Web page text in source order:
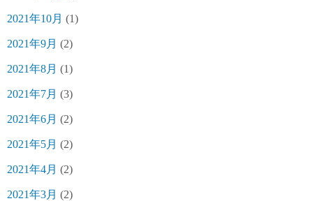
2021年10月 (1)
2021年9月 (2)
2021年8月 (1)
2021年7月 (3)
2021年6月 (2)
2021年5月 (2)
2021年4月 (2)
2021年3月 (2)